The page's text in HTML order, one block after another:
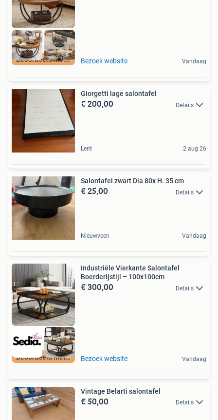
Beoordeeld met 9+ Bezoek website Vandaag
Giorgetti lage salontafel
€ 200,00 Details
Lent 2 aug 26
Salontafel zwart Dia 80x H. 35 cm
€ 25,00 Details
Nieuwveen Vandaag
Beoordeeld met 9+
Industriële Vierkante Salontafel
Boerderijstijl – 100x100cm
€ 300,00 Details
Bezoek website Vandaag
Vintage Belarti salontafel
€ 50,00 Details